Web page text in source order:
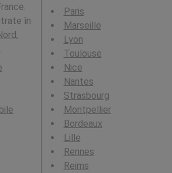
în
Paris
Marseille
Lyon
Toulouse
Nice
Nantes
Strasbourg
Montpellier
Bordeaux
Lille
Rennes
Reims